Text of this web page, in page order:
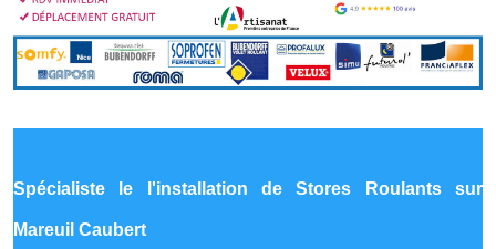
Spécialiste le l'installation de Stores Roulants sur
Mareuil Caubert